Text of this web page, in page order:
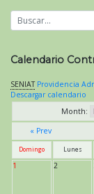
Calendario
SENIAT Providencia
Descargar calendario
Month:
« Prev
Domingo Lunes
1 2